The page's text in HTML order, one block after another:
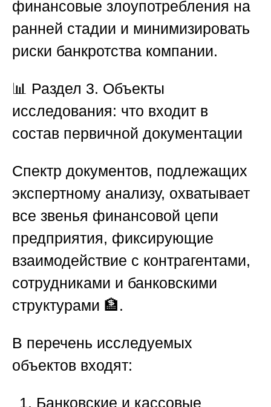
финансовые злоупотребления на
ранней стадии и минимизировать
риски банкротства компании.
📊 Раздел 3. Объекты
исследования: что входит в
состав первичной документации
Спектр документов, подлежащих
экспертному анализу, охватывает
все звенья финансовой цепи
предприятия, фиксирующие
взаимодействие с контрагентами,
сотрудниками и банковскими
структурами 🏦.
В перечень исследуемых
объектов входят:
Банковские и кассовые